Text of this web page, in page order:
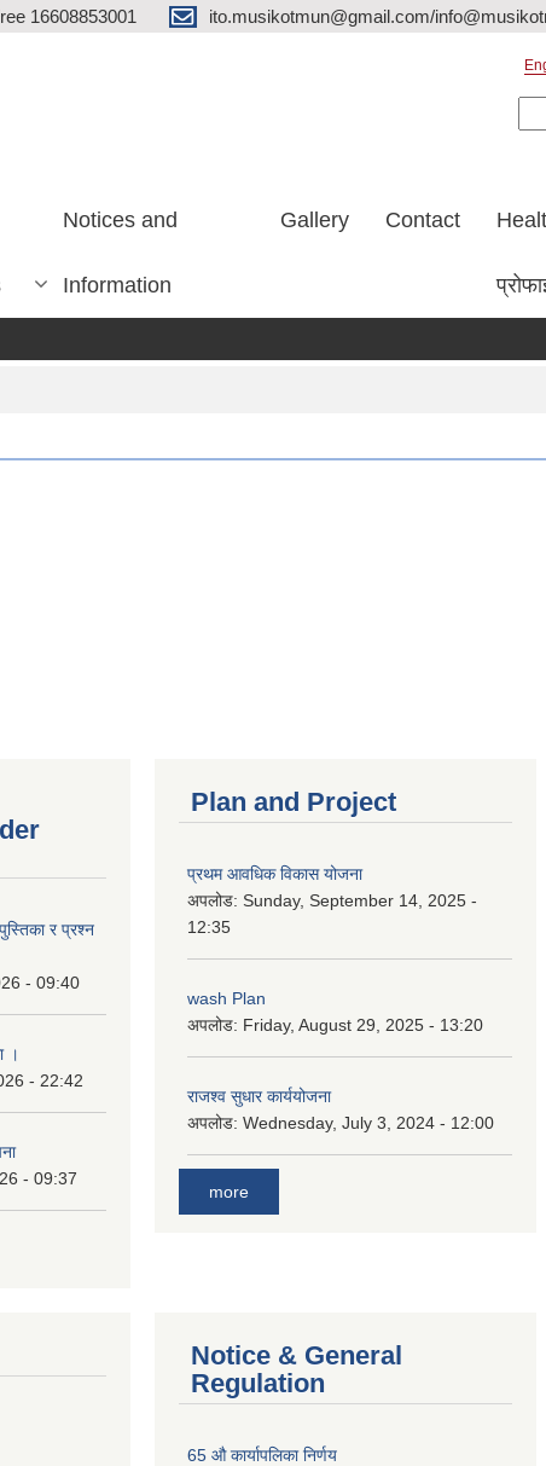
16608853001 ito.musikotmun@gmail.com/
Notices and
Information
Gallery Contact
र प्रश्न
- 09:40
।
- 22:42
- 09:37
Plan and Project
प्रथम आवधिक विकास योजना
अपलोड: Sunday, September 14, 2025 -
12:35
wash Plan
अपलोड: Friday, August 29, 2025 - 13:20
राजश्व सुधार कार्ययोजना
अपलोड: Wednesday, July 3, 2024 - 12:00
more
Notice & General
Regulation
65 औ कार्यापलिका निर्णय